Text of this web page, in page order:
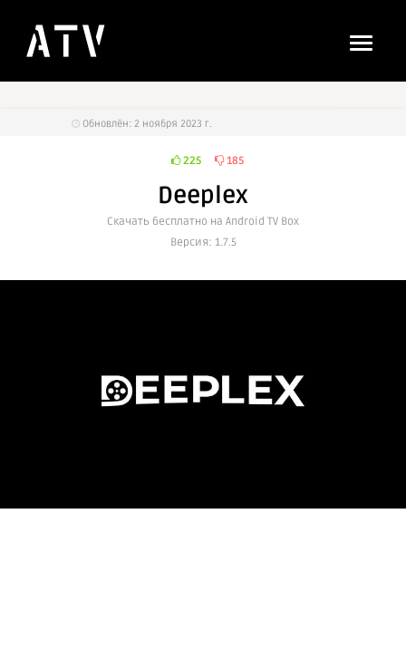
Обновлён: 2 ноября 2023 г.
225 185
Deeplex
Cкачать бесплатно на Android TV Box
Версия: 1.7.5